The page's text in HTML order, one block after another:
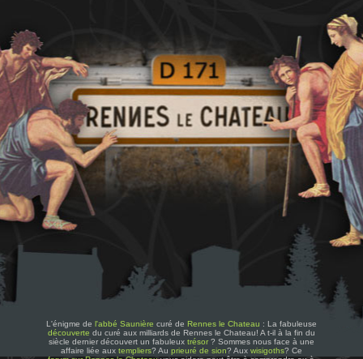
L'énigme de l'abbé Saunière curé de Rennes le Chateau : La fabuleuse
découverte du curé aux milliards de Rennes le Chateau! A t-il à la fin du
siècle dernier découvert un fabuleux trésor? Sommes nous face à une
affaire liée aux templiers? Au prieuré de sion? Aux wisigoths? Ce